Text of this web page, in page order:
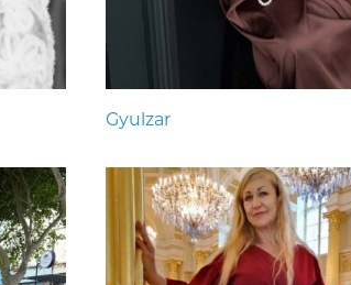
Gyulzar